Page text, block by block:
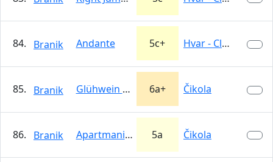
84. Branik Andante 5c+ Hvar - Clifbase
85. Branik Glühwein Grinch 6a+ Čikola
86. Branik Apartmani Tetlo 5a Čikola